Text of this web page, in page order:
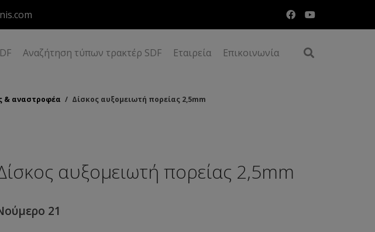
Αναζήτηση τύπων τρακτέρ SDF Εταιρεία Επικοινωνία
& αναστροφέα / Δίσκος αυξομειωτή πορείας 2,5mm
αυξομειωτή πορείας 2,5mm
21